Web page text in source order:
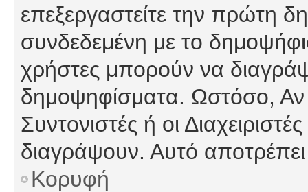
επεξεργαστείτε την πρώτη
συνδεδεμένη με το
χρήστες μπορούν να
δημοψηφίσματα. Ωστόσο, Αν
Συντονιστές ή οι
διαγράψουν. Αυτό
Κορυφή